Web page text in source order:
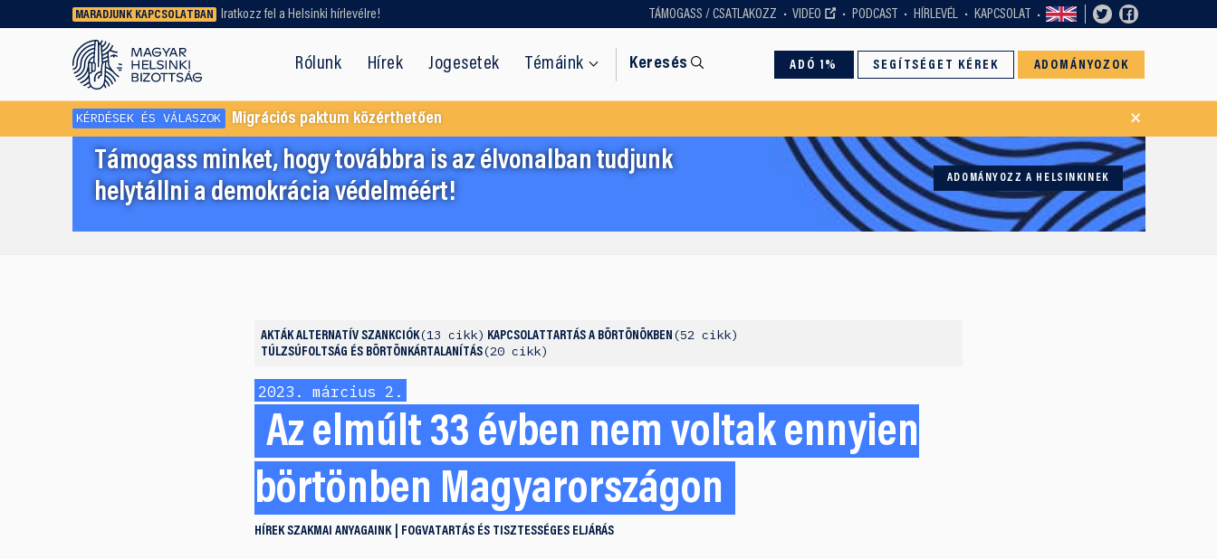
MARADJUNK KAPCSOLATBAN Iratkozz fel a Helsinki hírlevélre! TÁMOGASS / CSATLAKOZZ VIDEO PODCAST HÍRLEVÉL KAPCSOLAT
Rólunk Hírek Jogesetek Témáink Keresés ADÓ 1% SEGÍTSÉGET KÉREK ADOMÁNYOZOK
Régebbi tartalmat vagy
dokumentumot keresel? Használd a
keresőnket!
KÉRDÉSEK ÉS VÁLASZOK Migrációs paktum közérthetően ×
Támogass minket, hogy továbbra is az élvonalban tudjunk
helytállni a demokrácia védelméért!
ADOMÁNYOZZ A HELSINKINEK
AKTÁK ALTERNATÍV SZANKCIÓK 13 cikk KAPCSOLATTARTÁS A BÖRTÖNÖKBEN 52 cikk
TÚLZSÚFOLTSÁG ÉS BÖRTÖNKÁRTALANÍTÁS 20 cikk
2023. március 2.
Az elmúlt 33 évben nem voltak ennyien
börtönben Magyarországon
HÍREK SZAKMAI ANYAGAINK FOGVATARTÁS ÉS TISZTESSÉGES ELJÁRÁS